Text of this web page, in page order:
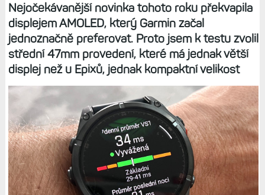
Nejočekávanější novinka tohoto roku překvapila
displejem AMOLED, který Garmin začal
jednoznačně preferovat. Proto jsem k testu zvolil
střední 47mm provedení, které má jednak větší
displej než u Epixů, jednak kompaktní velikost